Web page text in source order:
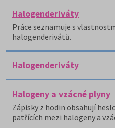
Halogenderiváty
Práce seznamuje s
halogenderivátů.
Halogenderiváty
Halogeny a vzácné plyny
Zápisky z hodin obsahují
patřících mezi halogeny a